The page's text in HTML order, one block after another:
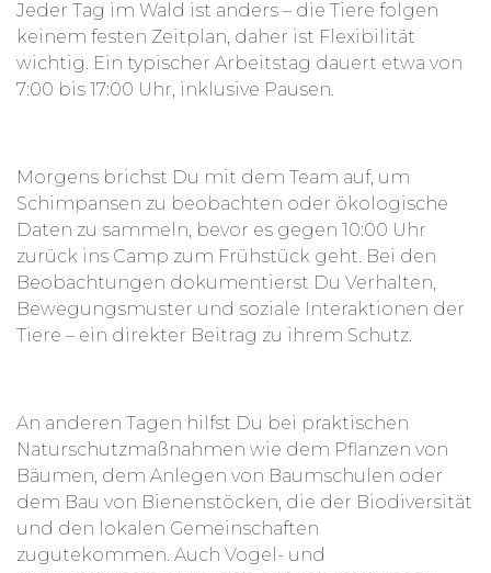
die Tiere als auch das Ökosystem des Itoya-Waldes
gestärkt werden. Gleichzeitig sollen Mensch-
Wildtier-Konflikte reduziert und die lokale
Gemeinschaft in nachhaltige
dauerhaft gesichert sind.
Jeder Tag im Wald ist anders – die Tiere folgen
keinem festen Zeitplan, daher ist Flexibilität
wichtig. Ein typischer Arbeitstag dauert etwa von
7:00 bis 17:00 Uhr, inklusive Pausen.
Morgens brichst Du mit dem Team auf, um
Schimpansen zu beobachten oder ökologische
Daten zu sammeln, bevor es gegen 10:00 Uhr
zurück ins Camp zum Frühstück geht. Bei den
Beobachtungen dokumentierst Du Verhalten,
Bewegungsmuster und soziale Interaktionen der
Tiere – ein direkter Beitrag zu ihrem Schutz.
An anderen Tagen hilfst Du bei praktischen
Naturschutzmaßnahmen wie dem Pflanzen von
Bäumen, dem Anlegen von Baumschulen oder
dem Bau von Bienenstöcken, die der Biodiversität
und den lokalen Gemeinschaften
zugutekommen. Auch Vogel- und